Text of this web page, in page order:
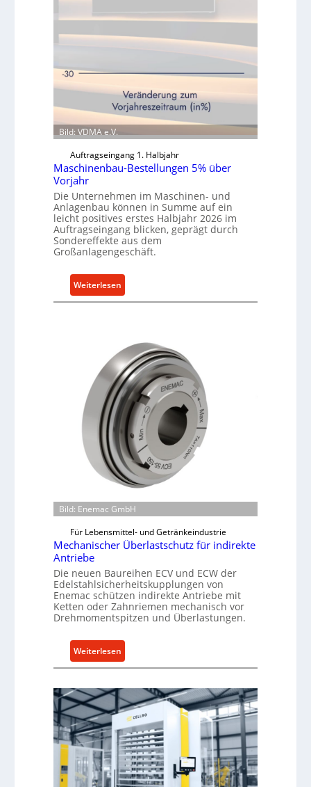
Bild: VDMA e.V.
Auftragseingang 1. Halbjahr
Maschinenbau-Bestellungen 5% über
Vorjahr
Die Unternehmen im Maschinen- und
Anlagenbau können in Summe auf ein
leicht positives erstes Halbjahr 2026 im
Auftragseingang blicken, geprägt durch
Sondereffekte aus dem
Großanlagengeschäft.
Weiterlesen:
M
h
i
n
e
n
b
a
u
-
B
e
s
t
e
l
u
n
g
n
5
ü
b
r
V
o
r
Bild: Enemac GmbH
Für Lebensmittel- und Getränkeindustrie
Mechanischer Überlastschutz für indirekte
Antriebe
Die neuen Baureihen ECV und ECW der
Edelstahlsicherheitskupplungen von
Enemac schützen indirekte Antriebe mit
Ketten oder Zahnriemen mechanisch vor
Drehmomentspitzen und Überlastungen.
Weiterlesen:
M
h
n
i
s
c